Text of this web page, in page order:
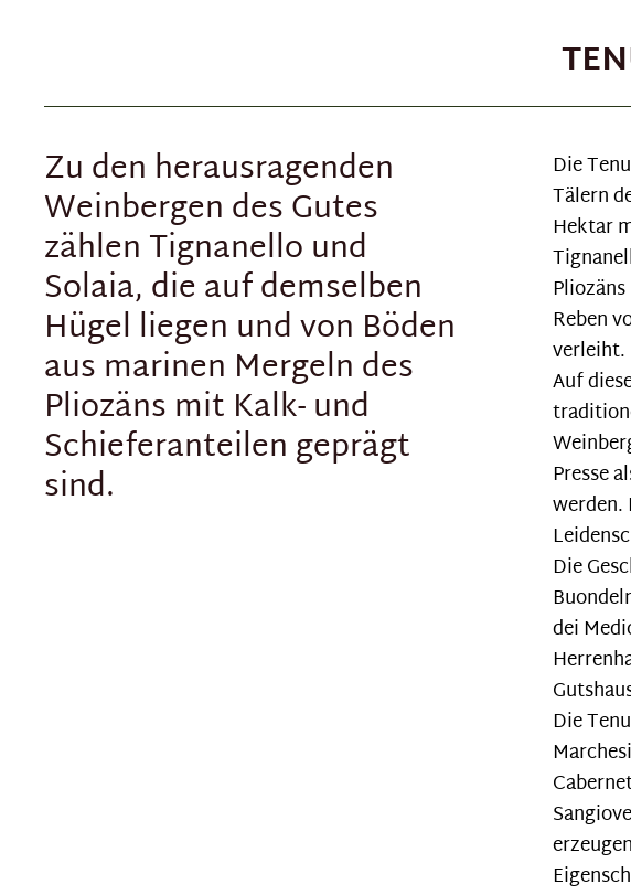
Zu den herausragenden
Weinbergen des Gutes
zählen Tignanello und
Solaia, die auf demselben
Hügel liegen und von Böden
aus marinen Mergeln des
Pliozäns mit Kalk- und
Schieferanteilen geprägt
sind.
Die
Tälern
Hektar
Reben
verleiht.
Auf
Presse
werden.
Die
dei
Die